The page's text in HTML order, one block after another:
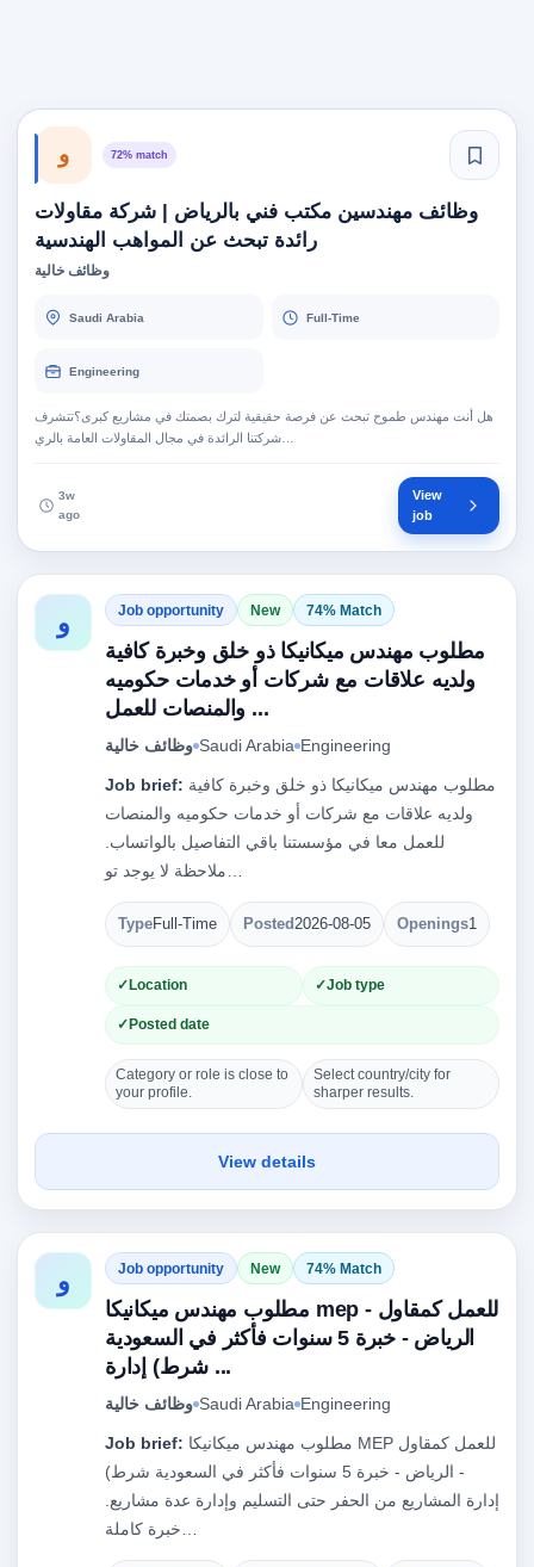
و 72% match
وظائف مهندسين مكتب فني بالرياض | شركة مقاولات
رائدة تبحث عن المواهب الهندسية
وظائف خالية
Saudi Arabia Full-Time
Engineering
هل أنت مهندس طموح تبحث عن فرصة حقيقية لترك بصمتك في مشاريع كبرى؟تتشرف
3w
ago
View
job
و Job opportunity New 74% Match
مطلوب مهندس ميكانيكا ذو خلق وخبرة كافية
ولديه علاقات مع شركات أو خدمات حكوميه
والمنصات للعمل ...
وظائف خالية Saudi Arabia Engineering
Job brief:
ولديه علاقات مع شركات أو خدمات حكوميه والمنصات
للعمل معا في مؤسستنا باقي التفاصيل بالواتساب.
TypeFull-Time Posted2026-08-05 Openings1
Location Job type
Posted date
Category or role is close to
your profile.
Select country/city for
sharper results.
View details
و Job opportunity New 74% Match
مطلوب مهندس ميكانيكا mep للعمل كمقاول -
الرياض - خبرة 5 سنوات فأكثر في السعودية
شرط) إدارة ...
وظائف خالية Saudi Arabia Engineering
Job brief:
- الرياض - خبرة 5 سنوات فأكثر في السعودية شرط)
إدارة المشاريع من الحفر حتى التسليم وإدارة عدة مشاريع.